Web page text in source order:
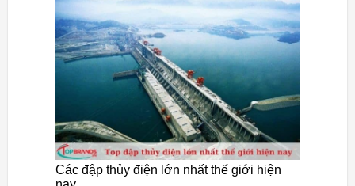
Các đập thủy điện lớn nhất thế giới hiện